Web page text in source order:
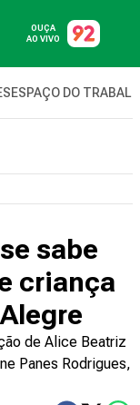
OUÇA
AO VIVO
ESPAÇO DO
sabe
criança
de Alice Beatriz
Panes Rodrigues,